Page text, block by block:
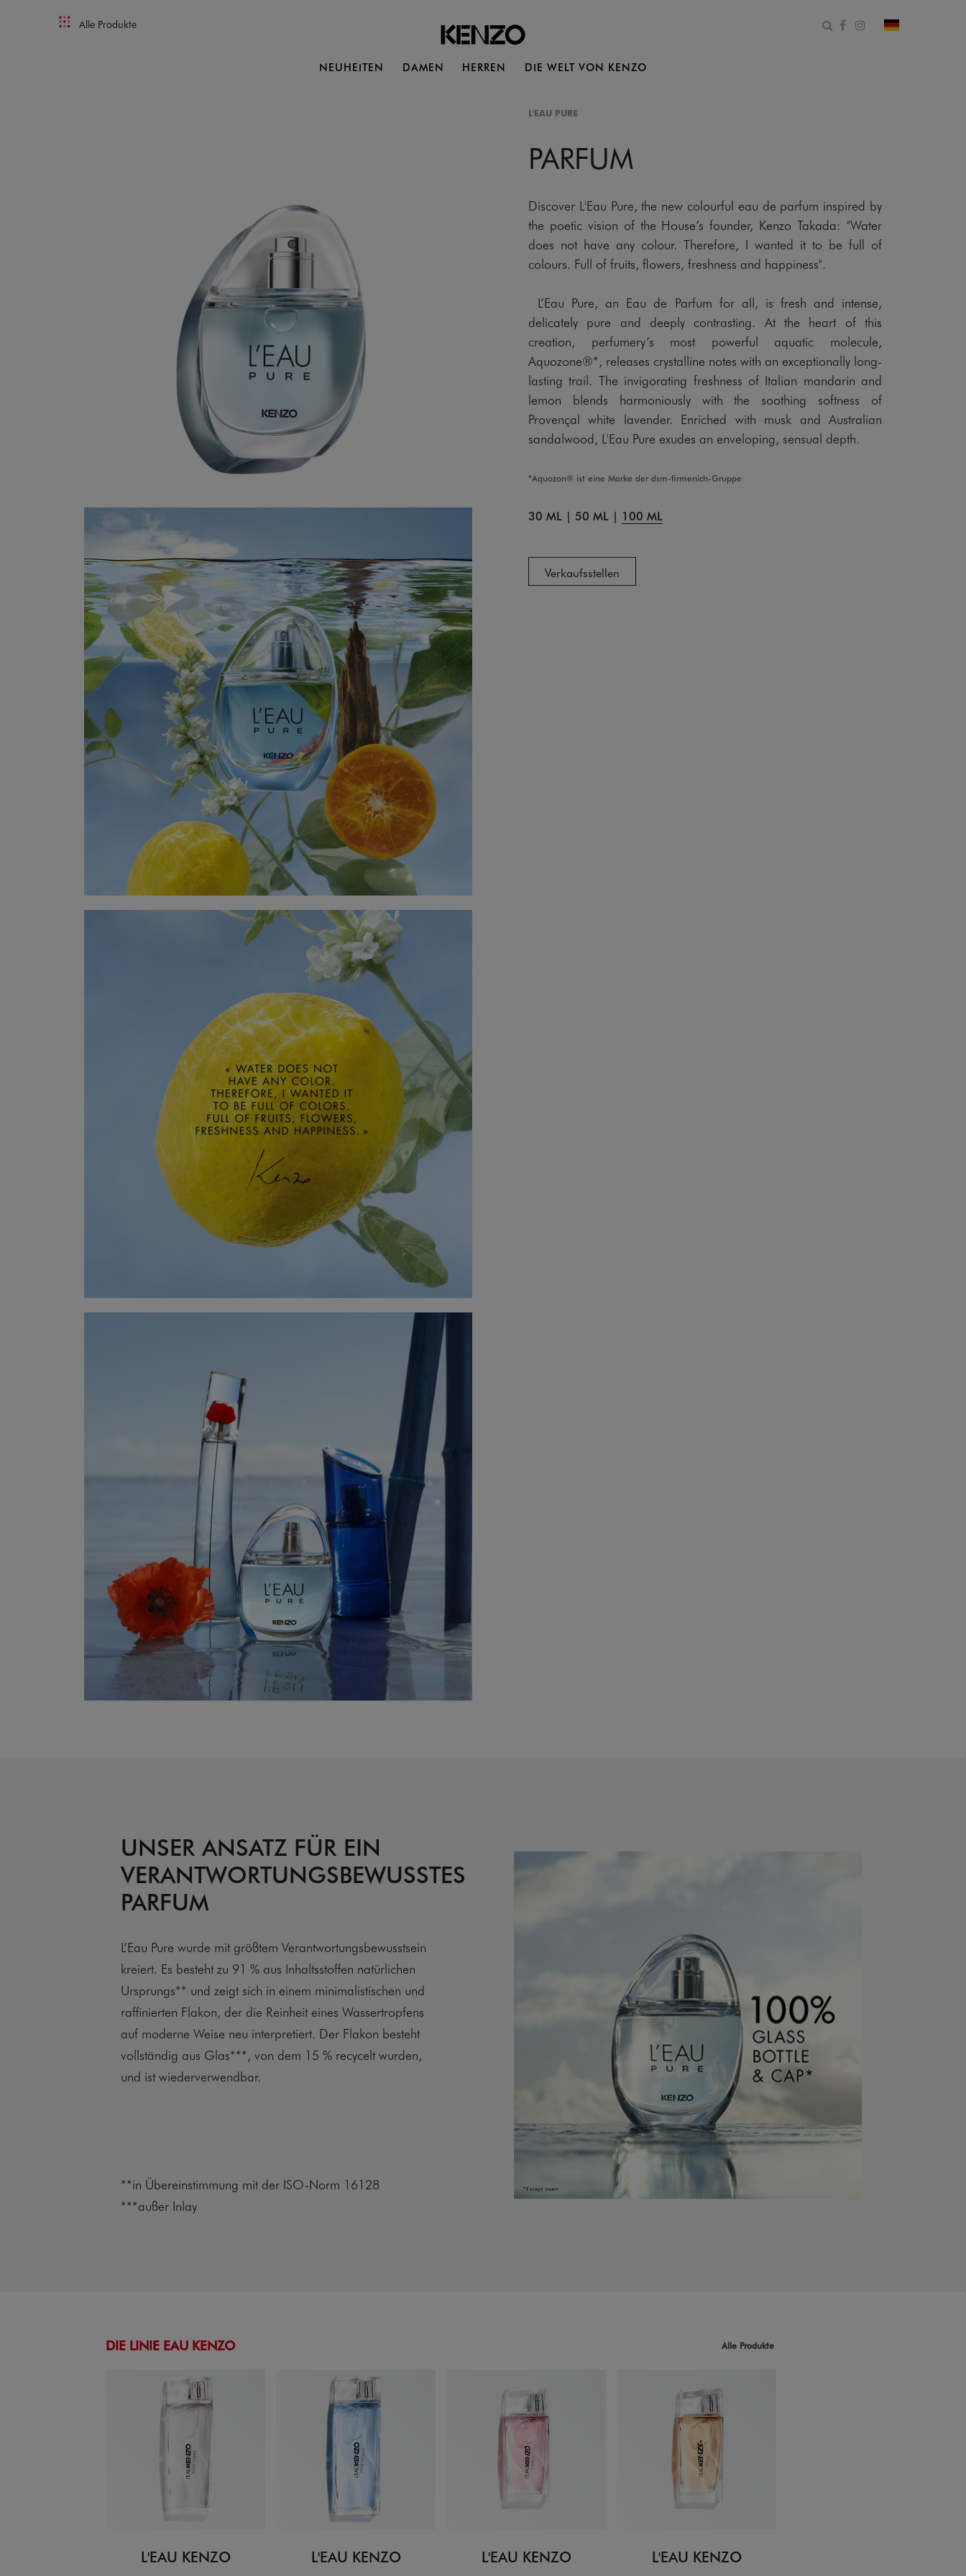
Alle Produkte Suchformular öffnen
Facebook
Instagram
Land und
NEUHEITEN DAMEN HERREN DIE WELT VON KENZO
L'EAU PURE
PARFUM
Discover L'Eau Pure, the new colourful eau de parfum inspired by
the poetic vision of the House’s founder, Kenzo Takada: "Water
does not have any colour. Therefore, I wanted it to be full of
colours. Full of fruits, flowers, freshness and happiness".
L’Eau Pure, an Eau de Parfum for all, is fresh and intense,
delicately pure and deeply contrasting. At the heart of this
creation, perfumery’s most powerful aquatic molecule,
Aquozone®*, releases crystalline notes with an exceptionally long-
lasting trail. The invigorating freshness of Italian mandarin and
lemon blends harmoniously with the soothing softness of
Provençal white lavender. Enriched with musk and Australian
sandalwood, L'Eau Pure exudes an enveloping, sensual depth.
*Aquozon® ist eine Marke der dsm-firmenich-Gruppe
30 ML | 50 ML | 100 ML
Verkaufsstellen
UNSER ANSATZ FÜR EIN
VERANTWORTUNGSBEWUSSTES
PARFUM
L’Eau Pure wurde mit größtem Verantwortungsbewusstsein
kreiert. Es besteht zu 91 % aus Inhaltsstoffen natürlichen
Ursprungs** und zeigt sich in einem minimalistischen und
raffinierten Flakon, der die Reinheit eines Wassertropfens
auf moderne Weise neu interpretiert. Der Flakon besteht
vollständig aus Glas***, von dem 15 % recycelt wurden,
und ist wiederverwendbar.
**in Übereinstimmung mit der ISO-Norm 16128
***außer Inlay
DIE LINIE EAU KENZO Alle Produkte
L'EAU KENZO L'EAU KENZO L'EAU KENZO L'EAU KENZO